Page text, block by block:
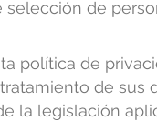
de
política de
de sus
la legislación